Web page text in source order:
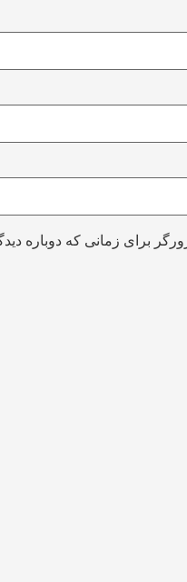
برای زمانی که دوباره